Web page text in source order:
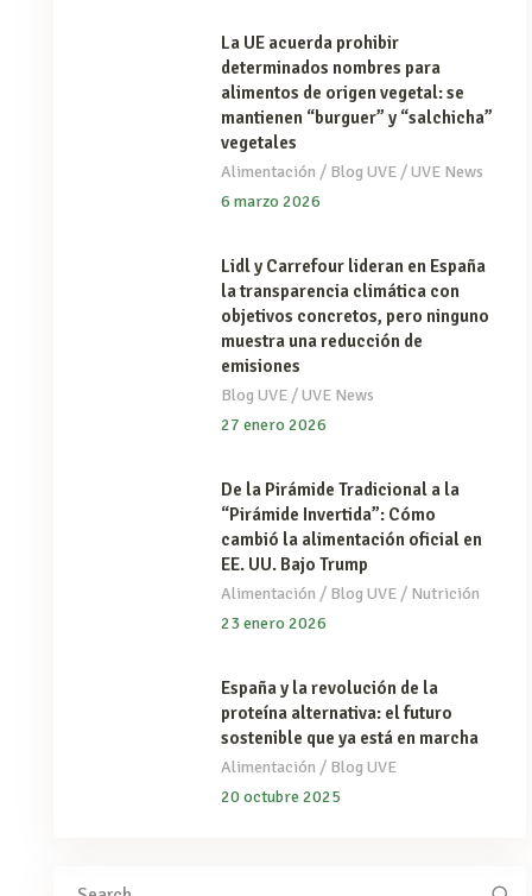
La UE acuerda prohibir
determinados nombres para
alimentos de origen vegetal: se
mantienen “burguer” y “salchicha”
vegetales
Alimentación / Blog UVE/UVE News
6 marzo 2026
Lidl y Carrefour lideran en España
la transparencia climática con
objetivos concretos, pero ninguno
muestra una reducción de
emisiones
Blog UVE/UVE News
27 enero 2026
De la Pirámide Tradicional a la
“Pirámide Invertida”: Cómo
cambió la alimentación oficial en
EE. UU. Bajo Trump
Alimentación / Blog UVE/ Nutrición
23 enero 2026
España y la revolución de la
proteína alternativa: el futuro
sostenible que ya está en marcha
Alimentación / Blog UVE
20 octubre 2025